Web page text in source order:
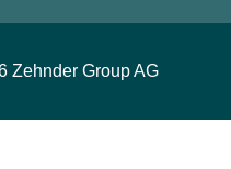
Zehnder Group AG